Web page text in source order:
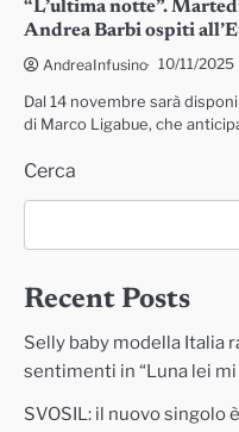
“L’ultima notte”.
Andrea Barbi ospiti
AndreaInfusino 10/11/2025
Dal 14 novembre sarà
di Marco Ligabue, che
Cerca
Recent Posts
Selly baby modella Italia
sentimenti in “Luna lei mi
SVOSIL: il nuovo singolo